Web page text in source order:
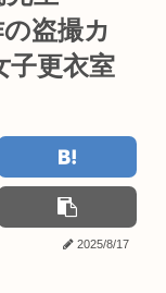
盗撮カ
子更衣室
2025/8/17